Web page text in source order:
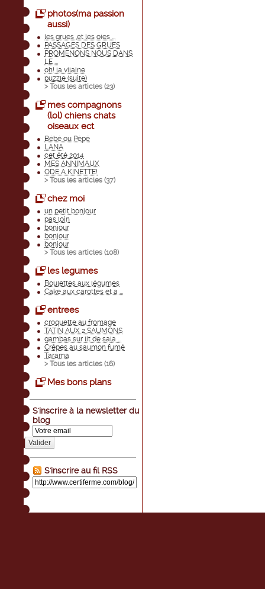
photos(ma passion
aussi)
les grues ,et les oies ...
PASSAGES DES GRUES
PROMENONS NOUS DANS
LE ...
oh! la vilaine
puzzle (suite)
> Tous les articles (23)
mes compagnons
(lol) chiens chats
oiseaux ect
Bébé ou Pépé
LANA
cet été 2014
MES ANNIMAUX
ODE A KINETTE!
> Tous les articles (37)
chez moi
un petit bonjour
pas loin
bonjour
bonjour
bonjour
> Tous les articles (108)
les legumes
Boulettes aux légumes
Cake aux carottes et a ...
entrees
croquette au fromage
TATIN AUX 2 SAUMONS
gambas sur lit de sala ...
Crêpes au saumon fumé
Tarama
> Tous les articles (16)
Mes bons plans
S'inscrire à la newsletter du
blog
Valider
S'inscrire au fil RSS